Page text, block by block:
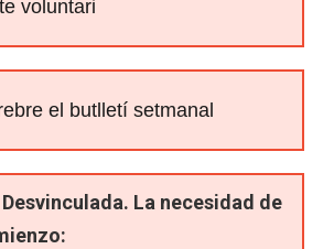
voluntari
el butlletí setmanal
La necesidad de